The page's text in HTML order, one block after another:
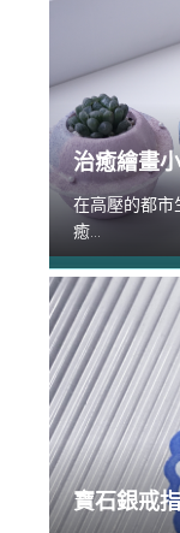
治癒繪畫
在高壓的都市
癒...
寶石銀戒